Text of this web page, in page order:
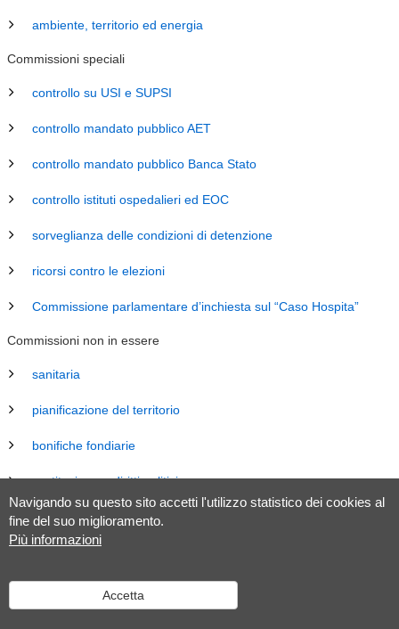
Navigando su questo sito accetti l'utilizzo statistico dei cookies al
fine del suo miglioramento.
Più informazioni
Accetta
ambiente, territorio ed energia
Commissioni speciali
controllo su USI e SUPSI
controllo mandato pubblico AET
controllo mandato pubblico Banca Stato
controllo istituti ospedalieri ed EOC
sorveglianza delle condizioni di detenzione
ricorsi contro le elezioni
Commissione parlamentare d’inchiesta sul “Caso Hospita”
Commissioni non in essere
sanitaria
pianificazione del territorio
bonifiche fondiarie
costituzione e diritti politici
energia